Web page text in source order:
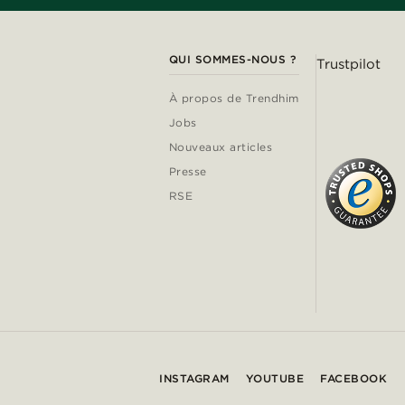
QUI SOMMES-NOUS ?
À propos de Trendhim
Jobs
Nouveaux articles
Presse
RSE
Trustpilot
INSTAGRAM YOUTUBE FACEBOOK